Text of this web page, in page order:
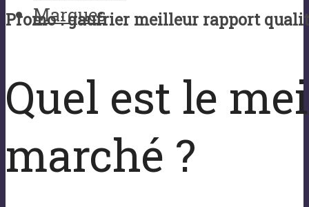
Marques
Promo : gaufrier meilleur rapport
Quel est le
marché ?